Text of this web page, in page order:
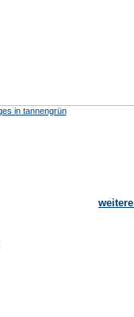
in tannengrün